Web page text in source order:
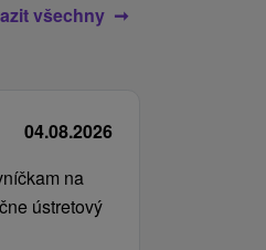
všechny
04.08.2026
na
ústretový